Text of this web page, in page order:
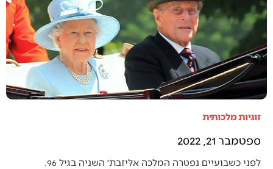
זוגיות מלכותית
ספטמבר 21, 2022
לפני כשבועיים נפטרה המלכה אליזבת׳ השניה בגיל 96.